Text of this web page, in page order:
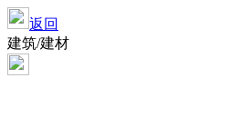
返回
建筑/建材